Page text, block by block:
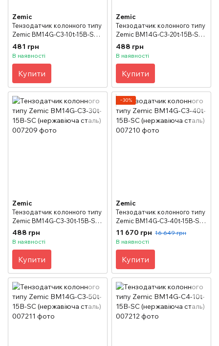
Zemic
Тензодатчик колонного типу
Zemic BM14G-C3-10t-15B-SC
(нержавіюча сталь)
481 грн
В наявності
Купити
Zemic
Тензодатчик колонного типу
Zemic BM14G-C3-20t-15B-SC
(нержавіюча сталь)
488 грн
В наявності
Купити
Zemic
Тензодатчик колонного типу
Zemic BM14G-C3-30t-15B-SC
(нержавіюча сталь)
488 грн
В наявності
Купити
−30%
Zemic
Тензодатчик колонного типу
Zemic BM14G-C3-40t-15B-SC
(нержавіюча сталь)
11 670 грн 16 649 грн
В наявності
Купити